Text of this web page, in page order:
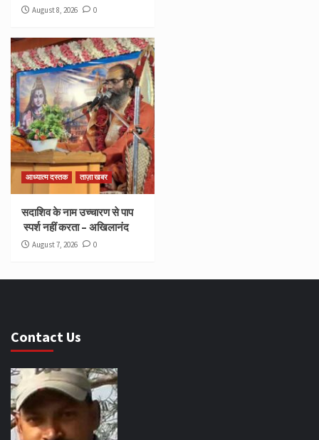
August 8, 2026 0
आध्यात्म दस्तक ताज़ा खबर
सदाशिव के नाम उच्चारण से पाप
स्पर्श नहीं करता – अखिलानंद
August 7, 2026 0
Contact Us